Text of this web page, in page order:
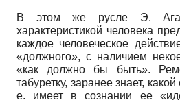
В этом же русле Э.
характеристикой человека
каждое человеческое
«должного», с наличием
«как должно бы быть».
табуретку, заранее знает,
е. имеет в сознании ее